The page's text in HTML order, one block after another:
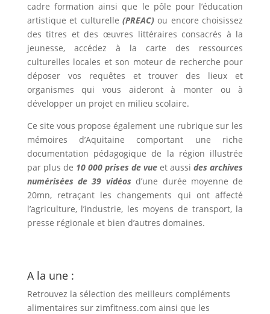
cadre formation ainsi que le pôle pour l’éducation
artistique et culturelle (PREAC) ou encore choisissez
des titres et des œuvres littéraires consacrés à la
jeunesse, accédez à la carte des ressources
culturelles locales et son moteur de recherche pour
déposer vos requêtes et trouver des lieux et
organismes qui vous aideront à monter ou à
développer un projet en milieu scolaire.
Ce site vous propose également une rubrique sur les
mémoires d’Aquitaine comportant une riche
documentation pédagogique de la région illustrée
par plus de 10 000 prises de vueet aussides archives
numérisées de 39 vidéosd’une durée moyenne de
20mn, retraçant les changements qui ont affecté
l’agriculture, l’industrie, les moyens de transport, la
presse régionale et bien d’autres domaines.
A la une :
Retrouvez la sélection des meilleurs compléments
alimentaires sur zimfitness.com ainsi que les